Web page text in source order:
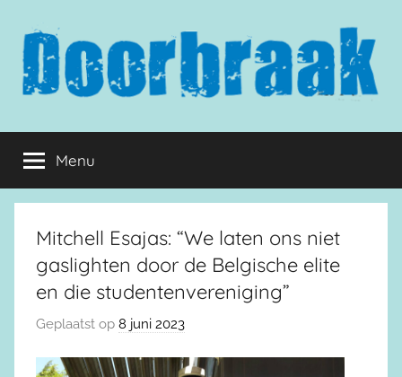
inhoud
springen
Doorbraak.eu
Menu
Mitchell Esajas: “We laten ons niet
gaslighten door de Belgische elite
en die studentenvereniging”
Geplaatst op 8 juni 2023